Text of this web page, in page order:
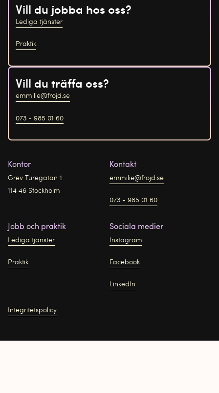
Vill du jobba hos oss?
Lediga tjänster
Praktik
Vill du träffa oss?
emmilie@frojd.se
073 - 985 01 60
Kontor
Grev Turegatan 1
114 46 Stockholm
Kontakt
emmilie@frojd.se
073 - 985 01 60
Jobb och praktik
Lediga tjänster
Praktik
Sociala medier
Instagram
Facebook
LinkedIn
Integritetspolicy